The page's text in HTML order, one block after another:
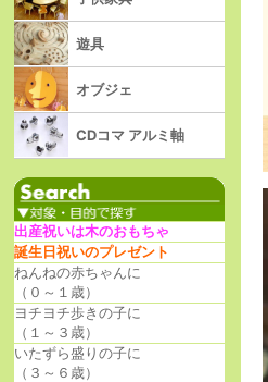
遊具
オブジェ
CDコマ アルミ軸
出産祝いは木のおもちゃ
誕生日祝いのプレゼント
ねんねの赤ちゃんに
（０～１歳）
ヨチヨチ歩きの子に
（１～３歳）
いたずら盛りの子に
（３～６歳）